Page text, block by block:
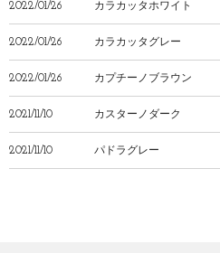
2022/01/26 カラカッタホワイト
2022/01/26 カラカッタグレー
2022/01/26 カプチーノブラウン
2021/11/10 カスターノダーク
2021/11/10 パドラグレー